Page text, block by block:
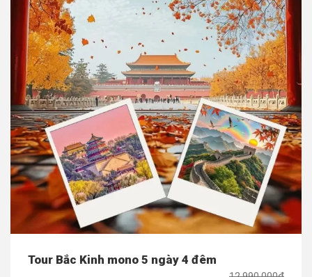
Tour Bắc Kinh mono 5 ngày 4 đêm